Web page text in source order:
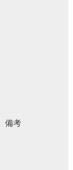
備考